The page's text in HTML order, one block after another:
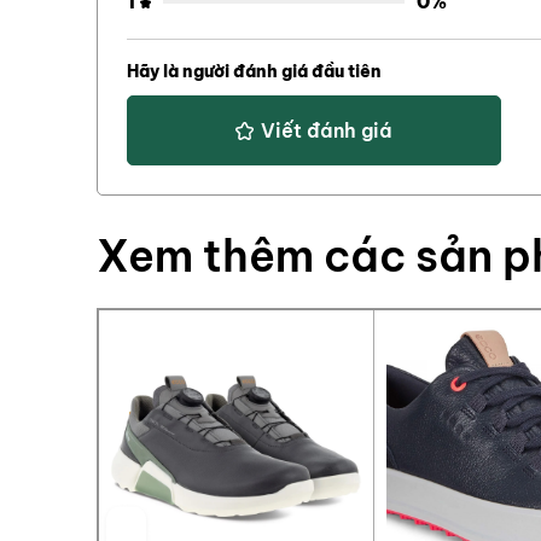
Hãy là người đánh giá đầu tiên
Viết đánh giá
Xem thêm các sản